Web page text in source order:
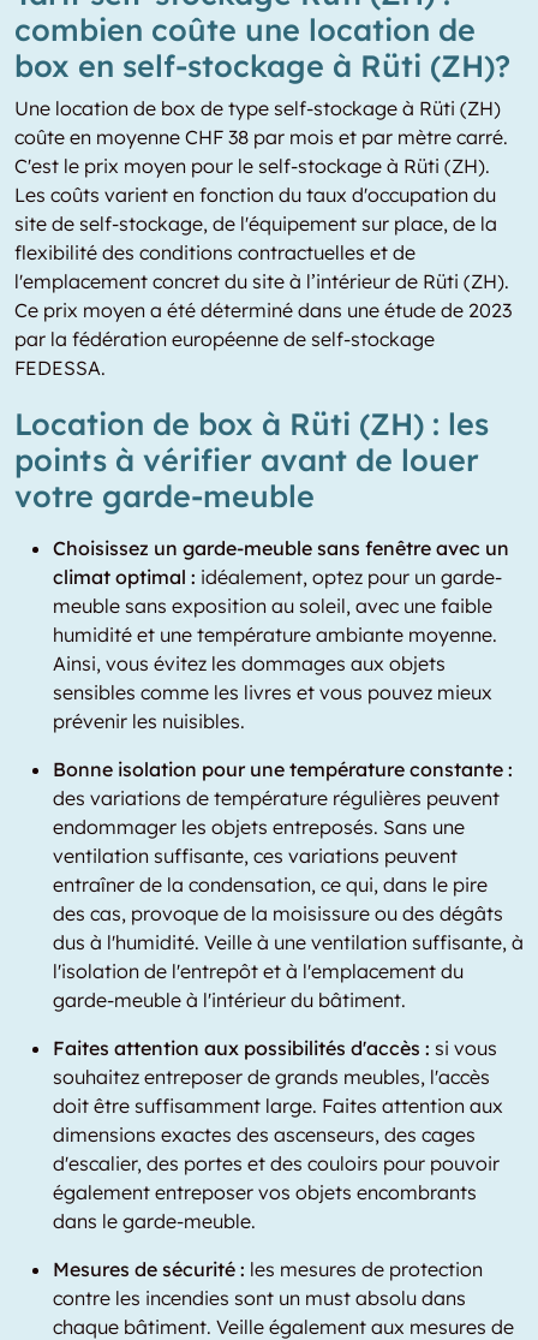
combien coûte une location de
box en self-stockage à Rüti (ZH)?
Une location de box de type self-stockage à Rüti (ZH)
coûte en moyenne CHF 38 par mois et par mètre carré.
C'est le prix moyen pour le self-stockage à Rüti (ZH).
Les coûts varient en fonction du taux d'occupation du
site de self-stockage, de l'équipement sur place, de la
flexibilité des conditions contractuelles et de
l'emplacement concret du site à l’intérieur de Rüti (ZH).
Ce prix moyen a été déterminé dans une étude de 2023
par la fédération européenne de self-stockage
FEDESSA.
Location de box à Rüti (ZH) : les
points à vérifier avant de louer
votre garde-meuble
Choisissez un garde-meuble sans fenêtre avec un
climat optimal : idéalement, optez pour un garde-
meuble sans exposition au soleil, avec une faible
humidité et une température ambiante moyenne.
Ainsi, vous évitez les dommages aux objets
sensibles comme les livres et vous pouvez mieux
prévenir les nuisibles.
Bonne isolation pour une température constante :
des variations de température régulières peuvent
endommager les objets entreposés. Sans une
ventilation suffisante, ces variations peuvent
entraîner de la condensation, ce qui, dans le pire
des cas, provoque de la moisissure ou des dégâts
dus à l'humidité. Veille à une ventilation suffisante, à
l'isolation de l'entrepôt et à l'emplacement du
garde-meuble à l'intérieur du bâtiment.
Faites attention aux possibilités d'accès : si vous
souhaitez entreposer de grands meubles, l'accès
doit être suffisamment large. Faites attention aux
dimensions exactes des ascenseurs, des cages
d'escalier, des portes et des couloirs pour pouvoir
également entreposer vos objets encombrants
dans le garde-meuble.
Mesures de sécurité : les mesures de protection
contre les incendies sont un must absolu dans
chaque bâtiment. Veille également aux mesures de